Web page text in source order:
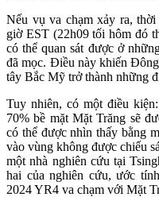
Nếu vụ va chạm xảy ra,
giờ EST (22h09 tối hôm đó
có thể quan sát được ở
đã mọc. Điều này khiến
tây Bắc Mỹ trở thành những
Tuy nhiên, có một điều
70% bề mặt Mặt Trăng sẽ
có thể được nhìn thấy bằng
vào vùng không được chiếu
một nhà nghiên cứu tại
hai của nghiên cứu, ước
2024 YR4 va chạm với Mặt